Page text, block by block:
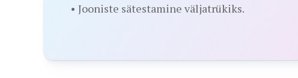
• Jooniste sätestamine väljatrükiks.